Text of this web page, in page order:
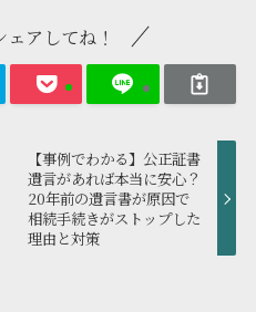
アしてね！
【事例でわかる】公正証書
遺言があれば本当に安心？
20年前の遺言書が原因で
相続手続きがストップした
理由と対策